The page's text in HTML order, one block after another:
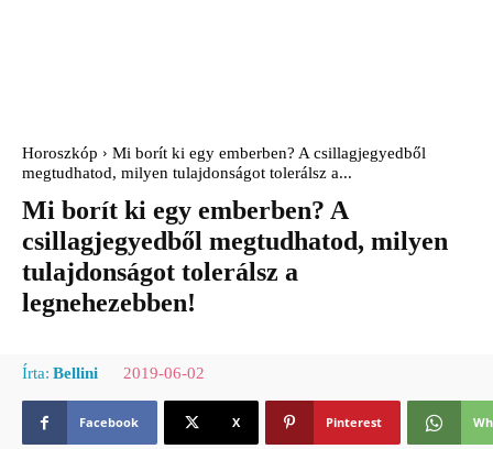
Horoszkóp
Mi borít ki egy emberben? A csillagjegyedből
megtudhatod, milyen tulajdonságot tolerálsz a...
Mi borít ki egy emberben? A
csillagjegyedből megtudhatod, milyen
tulajdonságot tolerálsz a
legnehezebben!
Írta: Bellini 2019-06-02
Facebook X Pinterest